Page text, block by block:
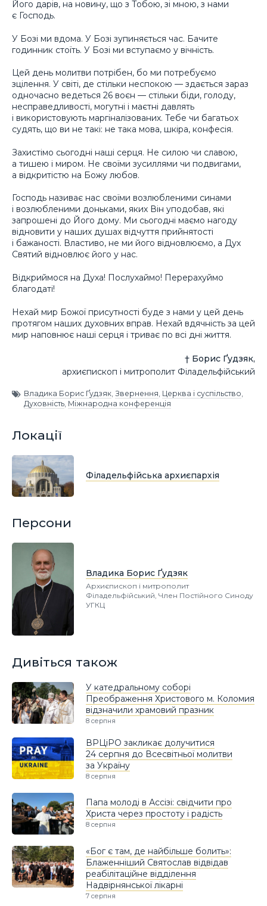
Його дарів, на новину, що з Тобою, зі мною, з нами
є Господь.
У Бозі ми вдома. У Бозі зупиняється час. Бачите
годинник стоїть. У Бозі ми вступаємо у вічність.
Цей день молитви потрібен, бо ми потребуємо
зцілення. У світі, де стільки неспокою — здається зараз
одночасно ведеться 26 воєн — стільки біди, голоду,
несправедливості, могутні і маєтні давлять
і використовують маргіналізованих. Тебе чи багатьох
судять, що ви не такі: не така мова, шкіра, конфесія.
Захистімо сьогодні наші серця. Не силою чи славою,
а тишею і миром. Не своїми зусиллями чи подвигами,
а відкритістю на Божу любов.
Господь називає нас своїми возлюбленими синами
і возлюбленими доньками, яких Він уподобав, які
запрошені до Його дому. Ми сьогодні маємо нагоду
відновити у наших душах відчуття прийнятості
і бажаності. Властиво, не ми його відновлюємо, а Дух
Святий відновлює його у нас.
Відкриймося на Духа! Послухаймо! Перерахуймо
благодаті!
Нехай мир Божої присутності буде з нами у цей день
протягом наших духовних вправ. Нехай вдячність за цей
мир наповнює наші серця і триває по всі дні життя.
† Борис Ґудзяк,
архиєпископ і митрополит Філадельфійський
Владика Борис Ґудзяк, Звернення, Церква і суспільство,
Духовність, Міжнародна конференція
Локації
Філадельфійська архиєпархія
Персони
Владика Борис Ґудзяк
Архиєпископ і митрополит
Філадельфійський, Член Постійного Синоду
УГКЦ
Дивіться також
У катедральному соборі
Преображення Христового м. Коломия
відзначили храмовий празник
8 серпня
ВРЦіРО закликає долучитися
24 серпня до Всесвітньої молитви
за Україну
8 серпня
Папа молоді в Ассізі: свідчити про
Христа через простоту і радість
8 серпня
«Бог є там, де найбільше болить»:
Блаженніший Святослав відвідав
реабілітаційне відділення
Надвірнянської лікарні
7 серпня